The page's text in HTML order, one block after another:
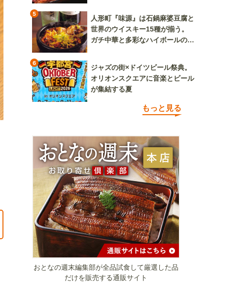
5
人形町『味源』は石鍋麻婆豆腐と
世界のウイスキー15種が揃う。
ガチ中華と多彩なハイボールの組
6
ジャズの街×ドイツビール祭典。
オリオンスクエアに音楽とビール
が集結する夏
もっと見る
おとなの週末編集部が全品試食して厳選した品
だけを販売する通販サイト